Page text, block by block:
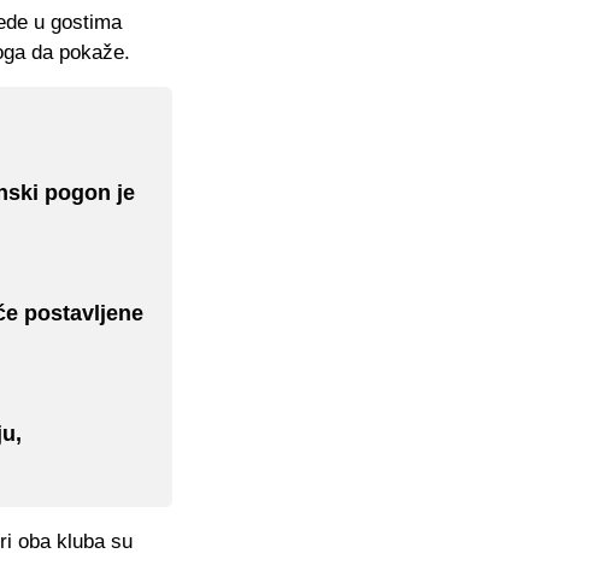
u gostima
da pokaže.
pogon je
postavljene
oba kluba su